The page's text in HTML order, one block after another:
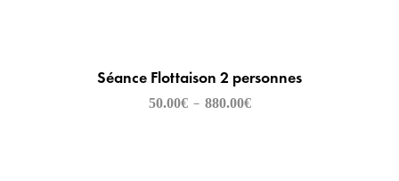
Séance Flottaison 2 personnes
50.00€ – 880.00€